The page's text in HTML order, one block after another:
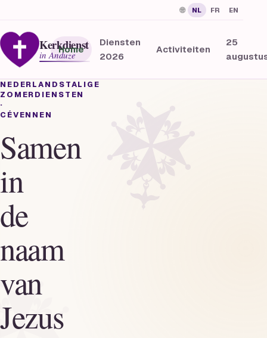
🌐 NL FR EN
Kerkdienst
in Anduze
Home
Diensten
2026
Activiteiten
25
NEDERLANDSTALIGE
ZOMERDIENSTEN
·
CÉVENNEN
Samen
in
de
naam
van
Jezus